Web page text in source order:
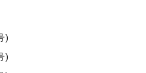
)
)